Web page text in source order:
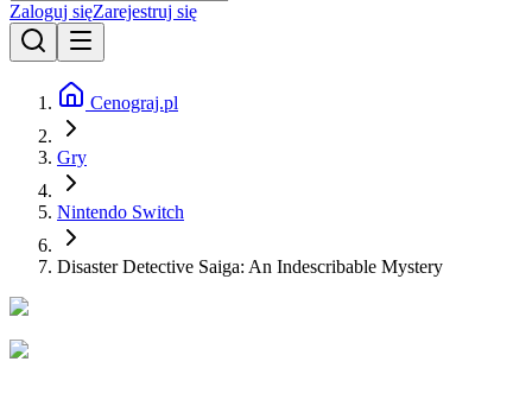
Zaloguj sięZarejestruj się
Cenograj.pl
Gry
Nintendo Switch
Disaster Detective Saiga: An Indescribable Mystery